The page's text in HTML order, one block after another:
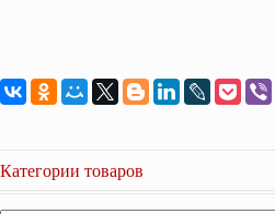
Категории товаров